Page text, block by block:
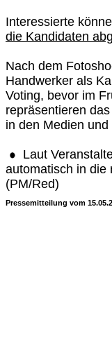
Interessierte
die Kandidaten
Nach dem
Handwerker als
Voting, bevor im
repräsentieren
in den Medien
Laut
automatisch in die
(PM/Red)
Pressemitteilung vom